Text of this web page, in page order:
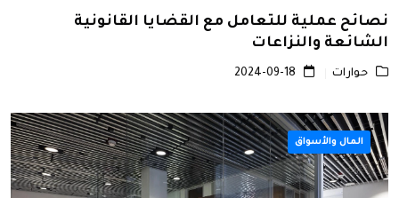
نصائح عملية للتعامل مع القضايا القانونية
الشائعة والنزاعات
حوارات
المال والأسواق